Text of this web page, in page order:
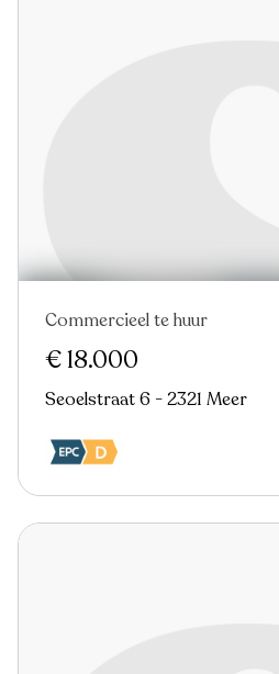
Commercieel te huur
€ 18.000
Seoelstraat 6 - 2321 Meer